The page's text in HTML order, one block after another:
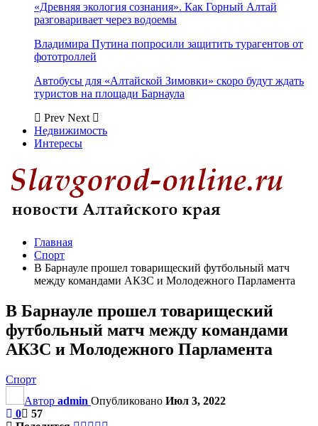
«Древняя экология сознания». Как Горный Алтай
разговаривает через водоемы
Владимира Путина попросили защитить турагентов от
фототроллей
Автобусы для «Алтайской Зимовки» скоро будут ждать
туристов на площади Барнаула
Prev Next
Недвижимость
Интересы
Главная
Спорт
В Барнауле прошел товарищеский футбольный матч
между командами АКЗС и Молодежного Парламента
В Барнауле прошел товарищеский
футбольный матч между командами
АКЗС и Молодежного Парламента
Спорт
Автор admin Опубликовано Июл 3, 2022
0
57